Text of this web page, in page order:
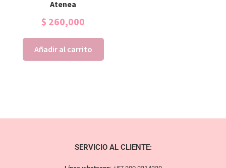
Atenea
$ 260,000
Añadir al carrito
SERVICIO AL CLIENTE: